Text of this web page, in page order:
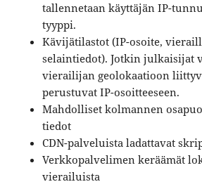
tallennetaan käyttäjän IP-
tyyppi.
Kävijätilastot (IP-osoite,
selaintiedot). Jotkin julkaisijat
vierailijan geolokaatioon
perustuvat IP-osoitteeseen.
Mahdolliset kolmannen
tiedot
CDN-palveluista ladattavat
Verkkopalvelimen keräämät
vierailuista